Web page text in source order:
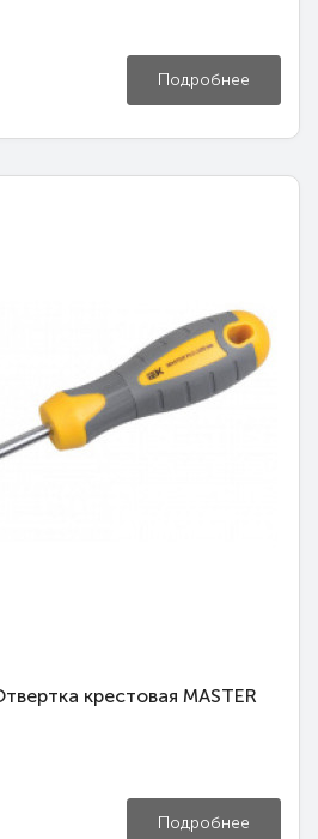
Подробнее
крестовая MASTER
Подробнее